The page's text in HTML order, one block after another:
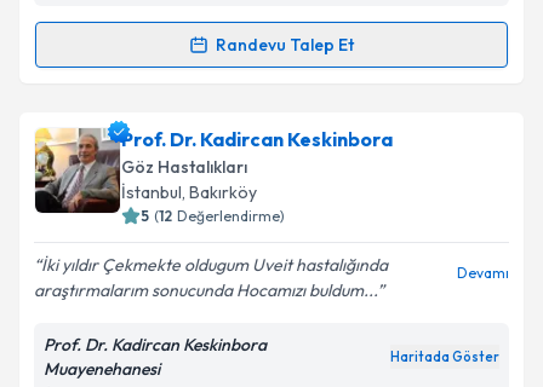
Kişisel verilerimin işlenmesine ilişkin
Metni'ni okudum ve kişisel verilerimin belirtilen
Takvim Talebini Gönder
Randevu Talep Et
Randevu Takvimi Talebi
Op. Dr. M. Hakan Ereniçin randevu takvimi talebi
oluşturun. Size bu uzmandan randevu almanız için bir
takvim hazırlandığında e-posta ile bilgilendireceğiz.
Kişisel verilerimin işlenmesine ilişkin
Aydınlatma
Metni'ni okudum ve kişisel verilerimin belirtilen
Prof. Dr. Kadircan Keskinbora
Göz Hastalıkları
İstanbul, Bakırköy
5 (12 Değerlendirme)
İki yıldır Çekmekte oldugum Uveit hastalığında
araştırmalarım sonucunda Hocamızı buldum...
Devamı
Prof. Dr. Kadircan Keskinbora
Muayenehanesi
Haritada Göster